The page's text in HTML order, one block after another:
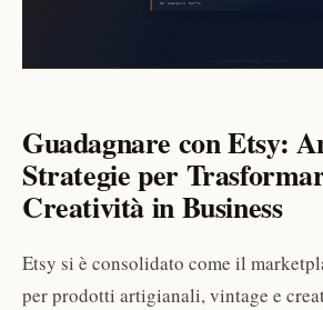
Guadagnare con Etsy:
Strategie per
Creatività in Business
Etsy si è consolidato come il
per prodotti artigianali, vintage e